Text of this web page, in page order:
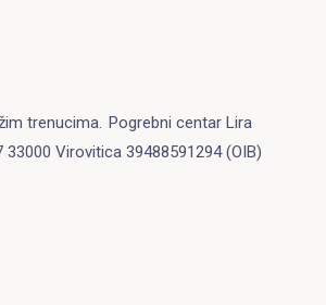
trenucima. Pogrebni centar Lira
Virovitica 39488591294 (OIB)